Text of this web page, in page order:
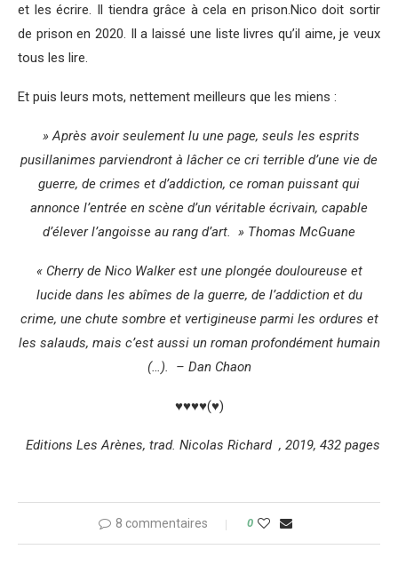
et les écrire. Il tiendra grâce à cela en prison.Nico doit sortir
de prison en 2020. Il a laissé une liste livres qu’il aime, je veux
tous les lire.
Et puis leurs mots, nettement meilleurs que les miens :
» Après avoir seulement lu une page, seuls les esprits
pusillanimes parviendront à lâcher ce cri terrible d’une vie de
guerre, de crimes et d’addiction, ce roman puissant qui
annonce l’entrée en scène d’un véritable écrivain, capable
d’élever l’angoisse au rang d’art. » Thomas McGuane
« Cherry de Nico Walker est une plongée douloureuse et
lucide dans les abîmes de la guerre, de l’addiction et du
crime, une chute sombre et vertigineuse parmi les ordures et
les salauds, mais c’est aussi un roman profondément humain
(…). – Dan Chaon
♥♥♥♥(♥)
Editions Les Arènes, trad. Nicolas Richard , 2019, 432 pages
8 commentaires 0